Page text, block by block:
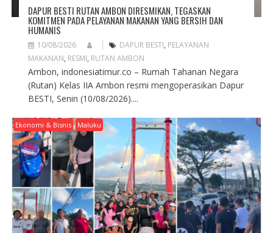
DAPUR BESTI RUTAN AMBON DIRESMIKAN, TEGASKAN
KOMITMEN PADA PELAYANAN MAKANAN YANG BERSIH DAN
HUMANIS
10/08/2026 DAPUR BESTI, PELAYANAN
MAKANAN, RESMI, RUTAN AMBON
Ambon, indonesiatimur.co – Rumah Tahanan Negara
(Rutan) Kelas IIA Ambon resmi mengoperasikan Dapur
BESTI, Senin (10/08/2026)....
Ekonomi & Bisnis Maluku